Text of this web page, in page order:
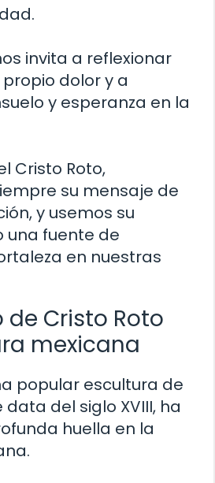
invita a reflexionar
dolor y a
y esperanza en la
Cristo Roto,
su mensaje de
y usemos su
una fuente de
en nuestras
de Cristo Roto
mexicana
popular escultura de
del siglo XVIII, ha
huella en la